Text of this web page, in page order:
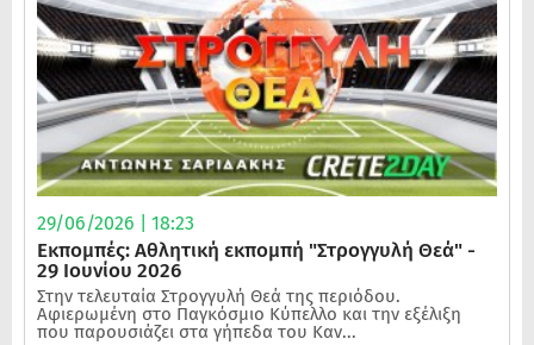
29/06/2026 | 18:23
Εκπομπές: Αθλητική εκπομπή "Στρογγυλή Θεά" -
29 Ιουνίου 2026
Στην τελευταία Στρογγυλή Θεά της περιόδου.
Αφιερωμένη στο Παγκόσμιο Κύπελλο και την εξέλιξη
που παρουσιάζει στα γήπεδα του Καν...